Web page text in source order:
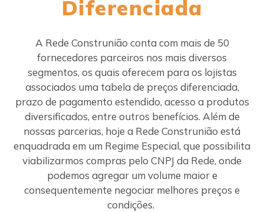
Diferenciada
A Rede Construnião conta com mais de 50
fornecedores parceiros nos mais diversos
segmentos, os quais oferecem para os lojistas
associados uma tabela de preços diferenciada,
prazo de pagamento estendido, acesso a produtos
diversificados, entre outros benefícios. Além de
nossas parcerias, hoje a Rede Construnião está
enquadrada em um Regime Especial, que possibilita
viabilizarmos compras pelo CNPJ da Rede, onde
podemos agregar um volume maior e
consequentemente negociar melhores preços e
condições.